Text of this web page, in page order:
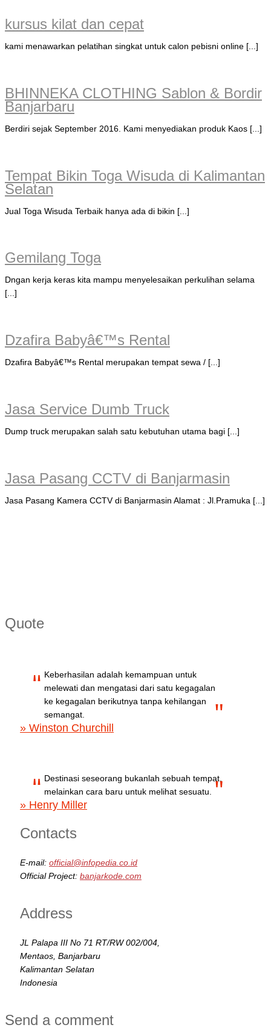
kursus kilat dan cepat
kami menawarkan pelatihan singkat untuk calon pebisni online [...]
BHINNEKA CLOTHING Sablon & Bordir
Banjarbaru
Berdiri sejak September 2016. Kami menyediakan produk Kaos [...]
Tempat Bikin Toga Wisuda di Kalimantan
Selatan
Jual Toga Wisuda Terbaik hanya ada di bikin [...]
Gemilang Toga
Dngan kerja keras kita mampu menyelesaikan perkulihan selama
[...]
Dzafira Babyâ€™s Rental
Dzafira Babyâ€™s Rental merupakan tempat sewa / [...]
Jasa Service Dumb Truck
Dump truck merupakan salah satu kebutuhan utama bagi [...]
Jasa Pasang CCTV di Banjarmasin
Jasa Pasang Kamera CCTV di Banjarmasin Alamat : Jl.Pramuka [...]
Quote
Keberhasilan adalah kemampuan untuk
melewati dan mengatasi dari satu kegagalan
ke kegagalan berikutnya tanpa kehilangan
semangat.
» Winston Churchill
Destinasi seseorang bukanlah sebuah tempat,
melainkan cara baru untuk melihat sesuatu.
» Henry Miller
Contacts
E-mail: official@infopedia.co.id
Official Project: banjarkode.com
Address
JL Palapa III No 71 RT/RW 002/004,
Mentaos, Banjarbaru
Kalimantan Selatan
Indonesia
Send a comment